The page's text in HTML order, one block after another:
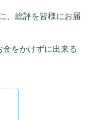
、総評を皆様にお届
をかけずに出来る